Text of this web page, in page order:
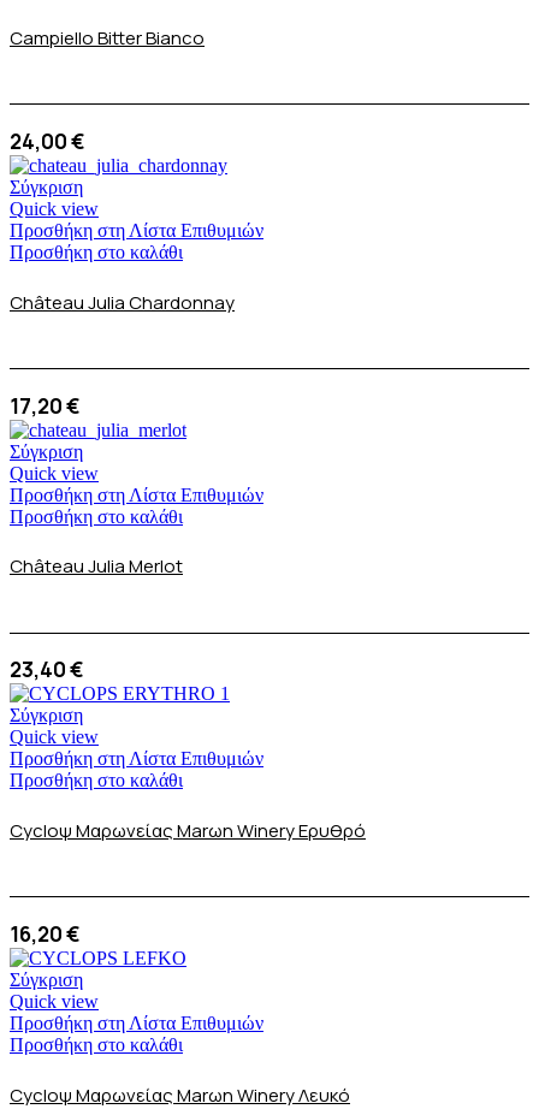
Campiello Bitter Bianco
24,00€
Σύγκριση
Quick view
Προσθήκη στη Λίστα Επιθυμιών
Προσθήκη στο καλάθι
Château Julia Chardonnay
17,20€
Σύγκριση
Quick view
Προσθήκη στη Λίστα Επιθυμιών
Προσθήκη στο καλάθι
Château Julia Merlot
23,40€
Σύγκριση
Quick view
Προσθήκη στη Λίστα Επιθυμιών
Προσθήκη στο καλάθι
Cycloψ Μαρωνείας Marωn Winery Ερυθρό
16,20€
Σύγκριση
Quick view
Προσθήκη στη Λίστα Επιθυμιών
Προσθήκη στο καλάθι
Cycloψ Μαρωνείας Marωn Winery Λευκό